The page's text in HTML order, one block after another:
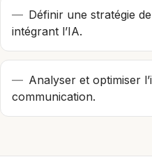
— Définir une stratégie
intégrant l’IA.
— Analyser et optimiser
communication.